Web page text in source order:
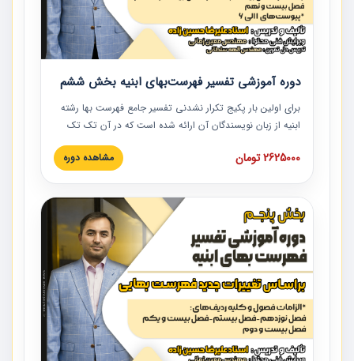
دوره آموزشی تفسیر فهرست‌بهای ابنیه بخش ششم
برای اولین بار پکیج تکرار نشدنی تفسیر جامع فهرست بها رشته
ابنیه از زبان نویسندگان آن ارائه شده است که در آن تک تک
ردیف ها و مطالب فهرست بها تفسیر و ارائه شده است. این
دوره به صورت کامل تصویری بوده و به همراه تصاویر عملیات
دوره با کلام مهندس علیرضاحسین‌زاده مدیر پروژه مهندسی
مشاور در امر بازنگری فهرست بها رشته ابنیه ارائه شده و به تمام
همکارانی که در حوزه صنعت ساخت در حال فعالیت هستند حتما
توصیه می کنیم از مطالب این دوره استفاده نمایند.
2625000 تومان مشاهده دوره